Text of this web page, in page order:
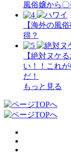
風俗嬢から
【海外の風
得？
【絶対ヌケ
い！！これ
だ！
もっと見る